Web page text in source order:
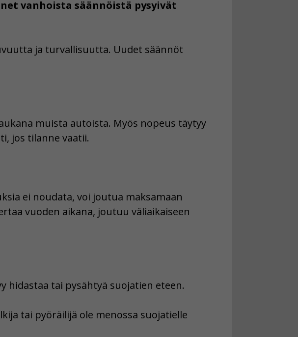
vanhoista säännöistä pysyivät
ja turvallisuutta. Uudet säännöt
muista autoista. Myös nopeus täytyy
jos tilanne vaatii.
ei noudata, voi joutua maksamaan
vuoden aikana, joutuu väliaikaiseen
hidastaa tai pysähtyä suojatien eteen.
tai pyöräilijä ole menossa suojatielle